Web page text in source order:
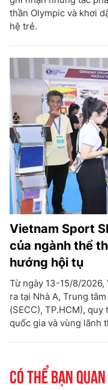
thần Olympic và khơi
hệ trẻ.
Vietnam Sport
của ngành thể
hướng hội tụ
Từ ngày 13-15/8/
ra tại Nhà A, Trung
(SECC), TP.HCM),
quốc gia và vùng lãnh
Có thể bạn